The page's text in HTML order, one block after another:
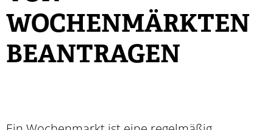
WOCHENMÄRKTEN
BEANTRAGEN